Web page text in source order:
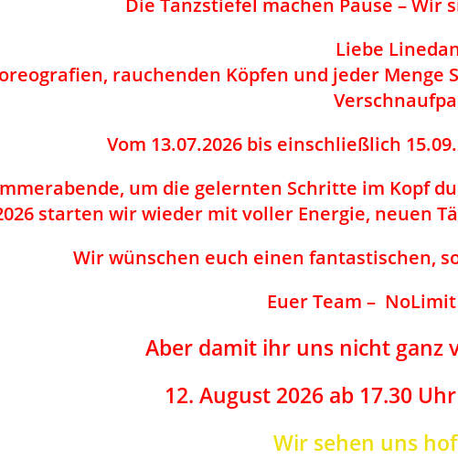
Die Tanzstiefel machen Pause – Wir
Liebe
rauchenden Köpfen und jeder
Vom 13.07.2026bis einschließlich
um die gelernten Schritte im Kopf
starten wir wieder mit voller Energie, neuen
Wir wünschen euch einen fantastischen,
Euer Team –
Aber damit ihr uns nicht ganz
12. August 2026 ab 17.30
Wir sehen uns